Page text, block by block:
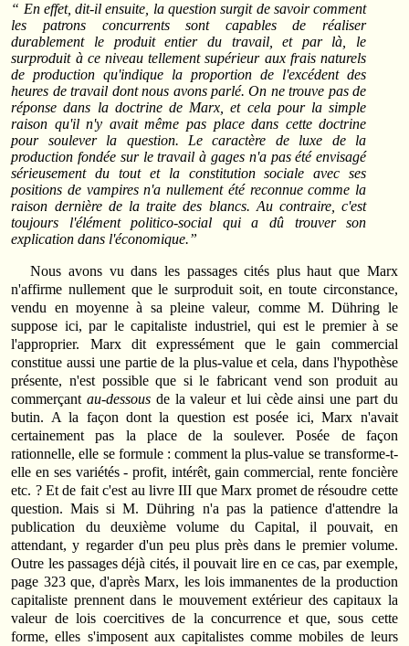
“ En effet, dit-il ensuite, la question surgit de savoir comment
les patrons concurrents sont capables de réaliser
durablement le produit entier du travail, et par là, le
surproduit à ce niveau tellement supérieur aux frais naturels
de production qu'indique la proportion de l'excédent des
heures de travail dont nous avons parlé. On ne trouve pas de
réponse dans la doctrine de Marx, et cela pour la simple
raison qu'il n'y avait même pas place dans cette doctrine
pour soulever la question. Le caractère de luxe de la
production fondée sur le travail à gages n'a pas été envisagé
sérieusement du tout et la constitution sociale avec ses
positions de vampires n'a nullement été reconnue comme la
raison dernière de la traite des blancs. Au contraire, c'est
toujours l'élément politico-social qui a dû trouver son
explication dans l'économique.”
Nous avons vu dans les passages cités plus haut que Marx
n'affirme nullement que le surproduit soit, en toute circonstance,
vendu en moyenne à sa pleine valeur, comme M. Dühring le
suppose ici, par le capitaliste industriel, qui est le premier à se
l'approprier. Marx dit expressément que le gain commercial
constitue aussi une partie de la plus-value et cela, dans l'hypothèse
présente, n'est possible que si le fabricant vend son produit au
commerçantau-dessous de la valeur et lui cède ainsi une part du
butin. A la façon dont la question est posée ici, Marx n'avait
certainement pas la place de la soulever. Posée de façon
rationnelle, elle se formule : comment la plus-value se transforme-t-
elle en ses variétés - profit, intérêt, gain commercial, rente foncière
etc. ? Et de fait c'est au livre III que Marx promet de résoudre cette
question. Mais si M. Dühring n'a pas la patience d'attendre la
publication du deuxième volume du Capital, il pouvait, en
attendant, y regarder d'un peu plus près dans le premier volume.
Outre les passages déjà cités, il pouvait lire en ce cas, par exemple,
page 323 que, d'après Marx, les lois immanentes de la production
capitaliste prennent dans le mouvement extérieur des capitaux la
valeur de lois coercitives de la concurrence et que, sous cette
forme, elles s'imposent aux capitalistes comme mobiles de leurs